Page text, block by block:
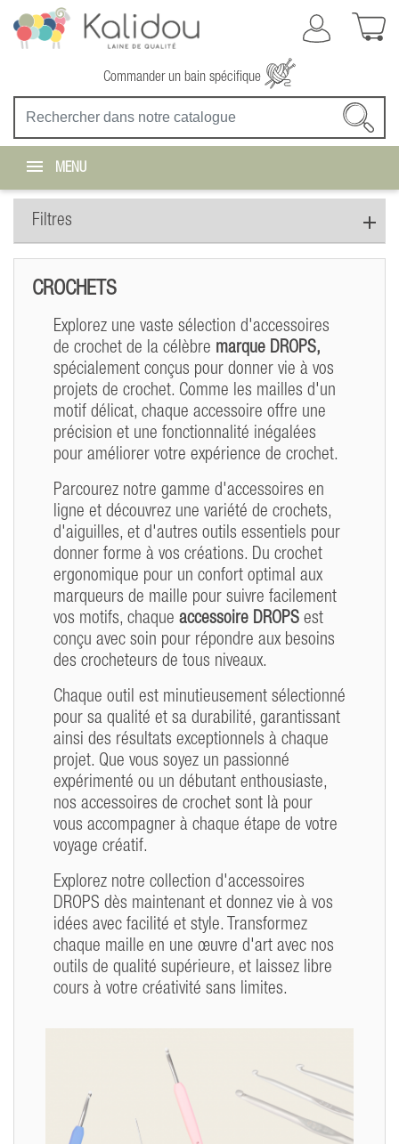
Commander un bain spécifique
MENU
Filtres
CROCHETS
Explorez une vaste sélection d'accessoires
de crochet de la célèbre marque DROPS,
spécialement conçus pour donner vie à vos
projets de crochet. Comme les mailles d'un
motif délicat, chaque accessoire offre une
précision et une fonctionnalité inégalées
pour améliorer votre expérience de crochet.
Parcourez notre gamme d'accessoires en
ligne et découvrez une variété de crochets,
d'aiguilles, et d'autres outils essentiels pour
donner forme à vos créations. Du crochet
ergonomique pour un confort optimal aux
marqueurs de maille pour suivre facilement
vos motifs, chaque accessoire DROPS est
conçu avec soin pour répondre aux besoins
des crocheteurs de tous niveaux.
Chaque outil est minutieusement sélectionné
pour sa qualité et sa durabilité, garantissant
ainsi des résultats exceptionnels à chaque
projet. Que vous soyez un passionné
expérimenté ou un débutant enthousiaste,
nos accessoires de crochet sont là pour
vous accompagner à chaque étape de votre
voyage créatif.
Explorez notre collection d'accessoires
DROPS dès maintenant et donnez vie à vos
idées avec facilité et style. Transformez
chaque maille en une œuvre d'art avec nos
outils de qualité supérieure, et laissez libre
cours à votre créativité sans limites.